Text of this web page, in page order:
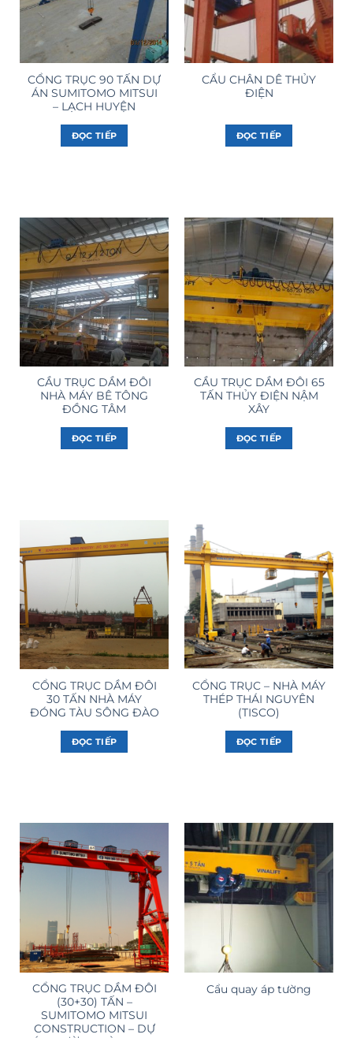
CỔNG TRỤC 90 TẤN DỰ
ÁN SUMITOMO MITSUI
– LẠCH HUYỆN
ĐỌC TIẾP
CẨU CHÂN DÊ THỦY
ĐIỆN
ĐỌC TIẾP
CẦU TRỤC DẦM ĐÔI
NHÀ MÁY BÊ TÔNG
ĐỒNG TÂM
ĐỌC TIẾP
CẦU TRỤC DẦM ĐÔI 65
TẤN THỦY ĐIỆN NẬM
XÂY
ĐỌC TIẾP
CỔNG TRỤC DẦM ĐÔI
30 TẤN NHÀ MÁY
ĐÓNG TÀU SÔNG ĐÀO
ĐỌC TIẾP
CỔNG TRỤC – NHÀ MÁY
THÉP THÁI NGUYÊN
(TISCO)
ĐỌC TIẾP
CỔNG TRỤC DẦM ĐÔI
(30+30) TẤN –
SUMITOMO MITSUI
CONSTRUCTION – DỰ
Cẩu quay áp tường